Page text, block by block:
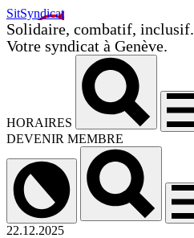
SitSyndicat
Solidaire, combatif, inclusif.
Votre syndicat à Genève.
HORAIRES
DEVENIR MEMBRE
22.12.2025